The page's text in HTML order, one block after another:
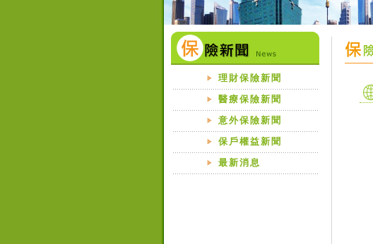
理財保險新聞
醫療保險新聞
意外保險新聞
保戶權益新聞
最新消息